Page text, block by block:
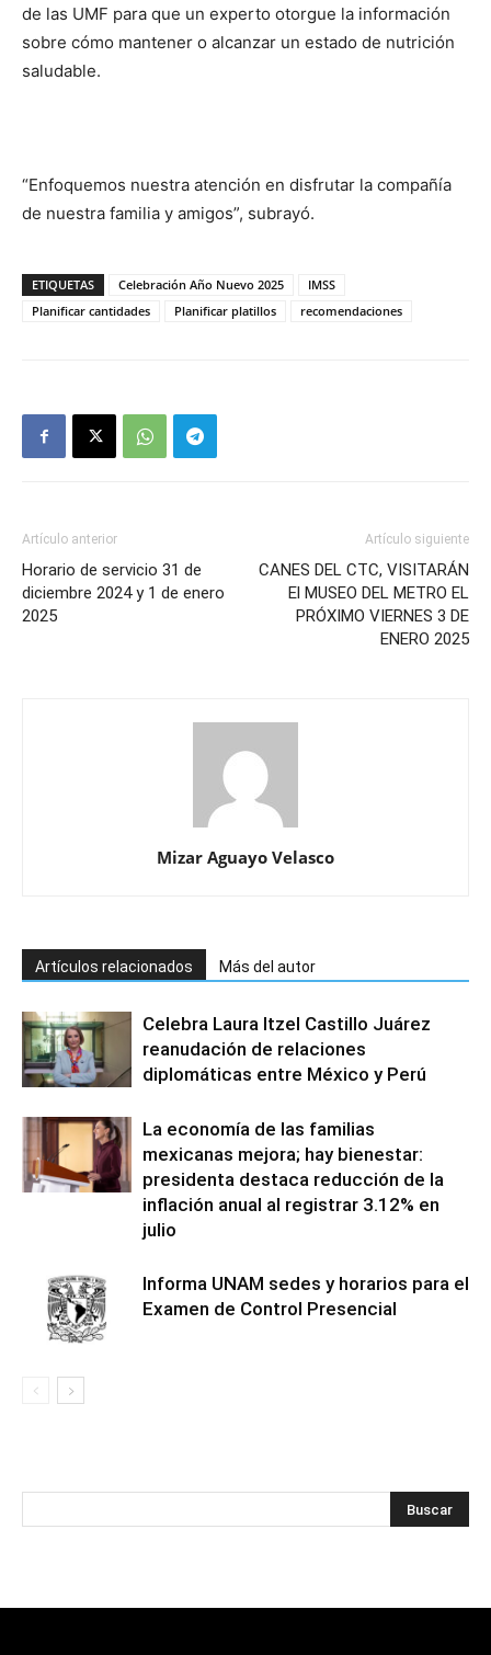
de las UMF para que un experto otorgue la información
sobre cómo mantener o alcanzar un estado de nutrición
saludable.
“Enfoquemos nuestra atención en disfrutar la compañía
de nuestra familia y amigos”, subrayó.
ETIQUETAS Celebración Año Nuevo 2025
IMSS
Planificar cantidades
Planificar platillos recomendaciones
Artículo anterior
Horario de servicio 31 de
diciembre 2024 y 1 de enero
2025
Artículo siguiente
CANES DEL CTC, VISITARÁN
El MUSEO DEL METRO EL
PRÓXIMO VIERNES 3 DE
ENERO 2025
Mizar Aguayo Velasco
Artículos relacionados Más del autor
Celebra Laura Itzel Castillo Juárez
reanudación de relaciones
diplomáticas entre México y Perú
La economía de las familias
mexicanas mejora; hay bienestar:
presidenta destaca reducción de la
inflación anual al registrar 3.12% en
julio
Informa UNAM sedes y horarios para el
Examen de Control Presencial